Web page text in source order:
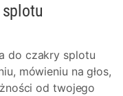
do czakry splotu
mówieniu na głos,
od twojego